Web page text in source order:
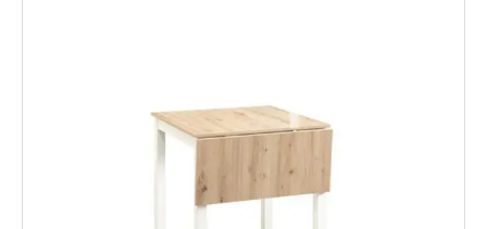
Makuuhuone
Pöydät ja tuolit